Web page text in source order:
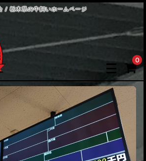
/ 栃木県の牛飼いホームページ
0